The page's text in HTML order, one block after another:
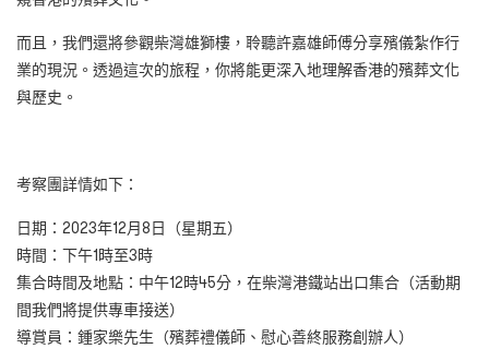
而且，我們還將參觀柴灣雄獅樓，聆聽許嘉雄師傅分享殯儀紮作行
業的現況。透過這次的旅程，你將能更深入地理解香港的殯葬文化
與歷史。
考察團詳情如下：
日期： 2023年12月8日（星期五）
時間：下午1時至3時
集合時間及地點：中午12時45分，在柴灣港鐵站出口集合（活動期
間我們將提供專車接送）
導賞員：鍾家樂先生（殯葬禮儀師、慰心善終服務創辦人）